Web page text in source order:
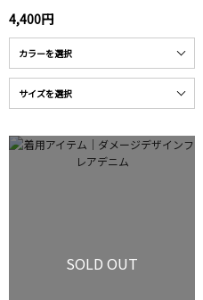
4,400円
SOLD OUT